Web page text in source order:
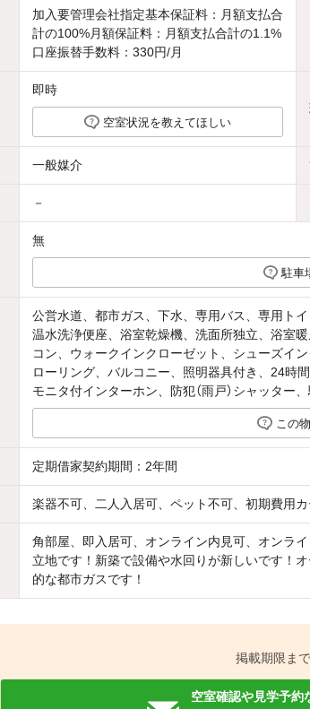
加入要管理会社指定基本保証料：月額支払合
計の100%月額保証料：月額支払合計の1.1%
口座振替手数料：330円/月
即時
空室状況を教えてほしい
一般媒介
－
無
駐車
公営水道、都市ガス、下水、専用バス、専用ト
温水洗浄便座、浴室乾燥機、洗面所独立、浴室
コン、ウォークインクローゼット、シューズイ
ローリング、バルコニー、照明器具付き、24時
モニタ付インターホン、防犯（雨戸）シャッター
この
定期借家契約期間：2年間
楽器不可、二人入居可、ペット不可、初期費用
角部屋、即入居可、オンライン内見可、オンラ
立地です！新築で設備や水回りが新しいです！
的な都市ガスです！
掲載期限ま
空室確認や見学予約